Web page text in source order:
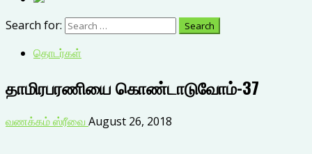
Search for:
தொடர்கள்
தாமிரபரணியை கொண்டாடுவோம்-37
வணக்கம் ஸ்ரீவை August 26, 2018